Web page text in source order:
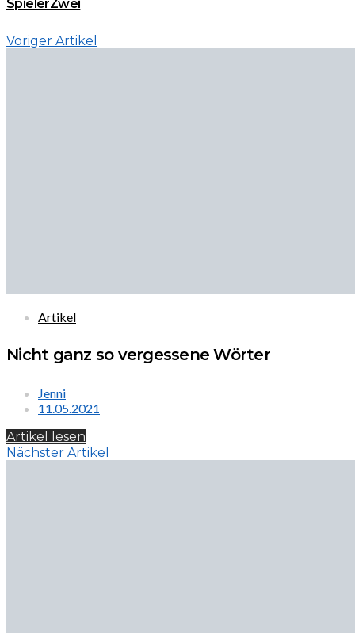
SpielerZwei
Voriger Artikel
Artikel
Nicht ganz so vergessene Wörter
Jenni
11.05.2021
Artikel lesen
Nächster Artikel